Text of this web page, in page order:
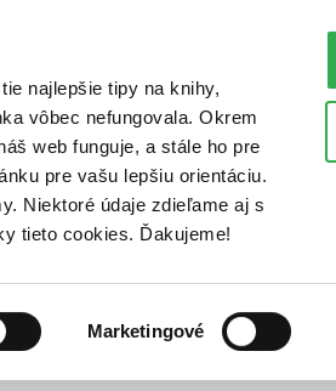
najlepšie tipy na knihy,
vôbec nefungovala. Okrem
web funguje, a stále ho pre
pre vašu lepšiu orientáciu.
Niektoré údaje zdieľame aj s
tieto cookies. Ďakujeme!
Marketingové